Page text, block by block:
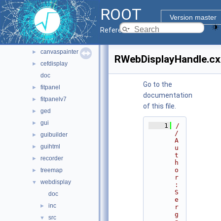
ROOT
Version master
Reference Guide
► graf3d
▼ gui
► browsable
► browserv7
► canvaspainter
►
cefdisplay
doc
► fitpanel
► fitpanelv7
► ged
► gui
► guibuilder
► guihtml
► recorder
► treemap
▼
webdisplay
doc
► inc
▼
src
Go to the
documentation
of this file.
    1
/
/
A
u
t
h
o
r
:
S
e
r
g